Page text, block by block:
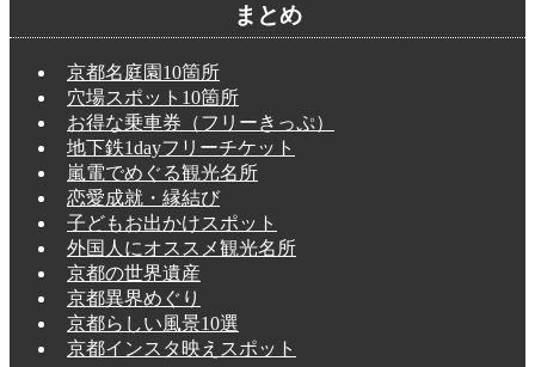
まとめ
京都名庭園10箇所
穴場スポット10箇所
お得な乗車券（フリーきっぷ）
地下鉄1dayフリーチケット
嵐電でめぐる観光名所
恋愛成就・縁結び
子どもお出かけスポット
外国人にオススメ観光名所
京都の世界遺産
京都異界めぐり
京都らしい風景10選
京都インスタ映えスポット